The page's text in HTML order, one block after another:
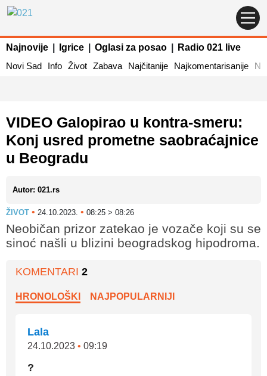
Najnovije Igrice Oglasi za posao
Radio 021 live
Novi Sad
Info Život Zabava Najčitanije Najkomentarisanije
VIDEO Galopirao u kontra-smeru:
Konj usred prometne saobraćajnice
u Beogradu
Autor: 021.rs
ŽIVOT • 24.10.2023. • 08:25 > 08:26
Neobičan prizor zatekao je vozače koji su se
sinoć našli u blizini beogradskog hipodroma.
KOMENTARI 2
HRONOLOŠKI NAJPOPULARNIJI
Lala
24.10.2023 • 09:19
?